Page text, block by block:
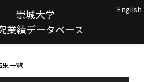
崇城大学
業績データベース
English
果一覧